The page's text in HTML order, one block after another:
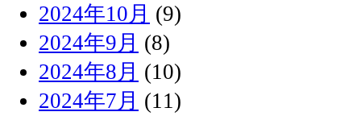
2024年10月 (9)
2024年9月 (8)
2024年8月 (10)
2024年7月 (11)